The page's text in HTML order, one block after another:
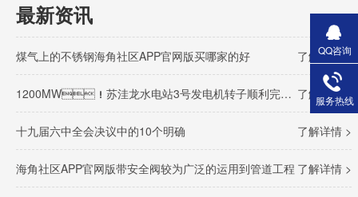
最新资讯
了解详情 >
煤气上的不锈钢海角社区APP官网版买哪家的好
了解详情 >
1200MW！苏洼龙水电站3号发电机转子顺利完成吊装
了解详情 >
十九届六中全会决议中的10个明确
了解详情 >
海角社区APP官网版带安全阀较为广泛的运用到管道工程
QQ咨询
服务热线